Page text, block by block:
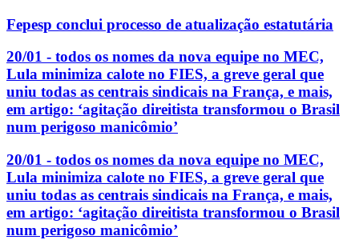
Fepesp conclui processo de atualização estatutária
20/01 - todos os nomes da nova equipe no MEC,
Lula minimiza calote no FIES, a greve geral que
uniu todas as centrais sindicais na França, e mais,
em artigo: ‘agitação direitista transformou o Brasil
num perigoso manicômio’
20/01 - todos os nomes da nova equipe no MEC,
Lula minimiza calote no FIES, a greve geral que
uniu todas as centrais sindicais na França, e mais,
em artigo: ‘agitação direitista transformou o Brasil
num perigoso manicômio’